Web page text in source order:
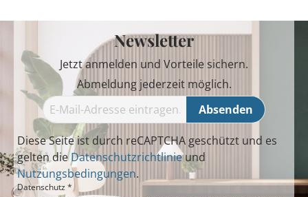
Newsletter
Jetzt anmelden und Vorteile sichern.
Abmeldung jederzeit möglich.
Absenden
Diese Seite ist durch reCAPTCHA geschützt und es
gelten dieDatenschutzrichtlinieund
Nutzungsbedingungen.
Datenschutz *